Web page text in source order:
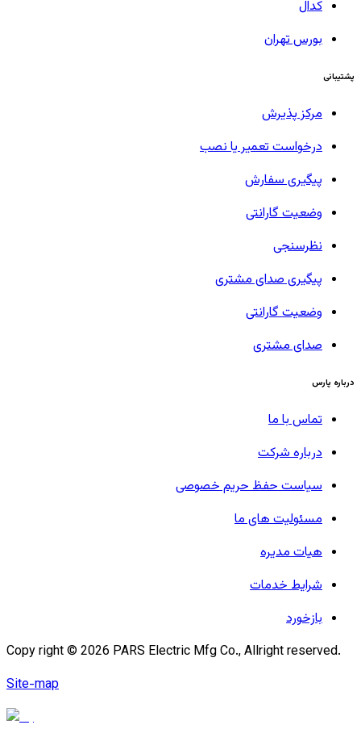
کدال
بورس تهران
پشتیبانی
مرکز پذیرش
درخواست تعمیر یا نصب
پیگیری سفارش
وضعیت گارانتی
نظرسنجی
پیگیری صدای مشتری
وضعیت گارانتی
صدای مشتری
درباره پارس
تماس با ما
درباره شرکت
سیاست حفظ حریم خصوصی
مسئولیت های ما
هیات مدیره
شرایط خدمات
بازخورد
Copy right © 2026 PARS Electric Mfg Co., Allright reserved.
Site-map